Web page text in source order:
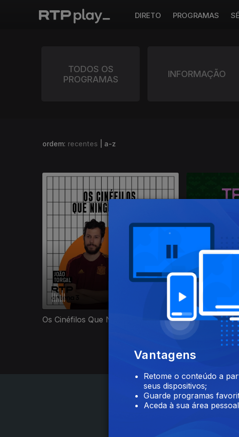
DIRETO PROGRAMAS
TODOS OS
PROGRAMAS
INFORMAÇÃO
ordem: recentes a-z
Os Cinéfilos Que Ninguém Pediu Teatro de
Vantagens
Retome o conteúdo a
seus dispositivos;
Guarde programas
Aceda à sua área